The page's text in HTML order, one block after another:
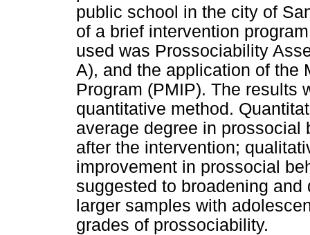
public school in the city of
of a brief intervention
used was Prossociability
A), and the application of the
Program (PMIP). The results
quantitative method.
average degree in
after the intervention;
improvement in prossocial
suggested to broadening
larger samples with
grades of prossociability.